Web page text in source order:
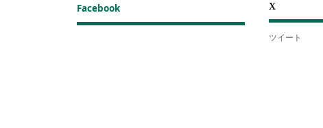
Facebook X
ツイート